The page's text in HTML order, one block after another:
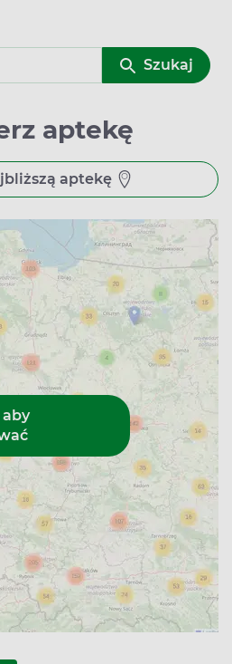
Szukaj
aptekę
aptekę